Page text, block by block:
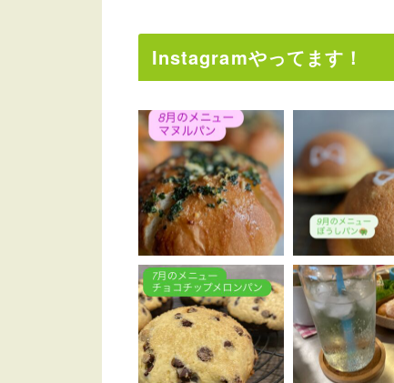
Instagramやってます！